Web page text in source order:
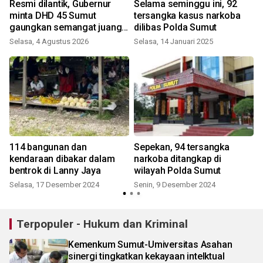
Resmi dilantik, Gubernur
minta DHD 45 Sumut
gaungkan semangat juang
pemuda
Selasa, 4 Agustus 2026
Selama seminggu ini, 92
tersangka kasus narkoba
dilibas Polda Sumut
Selasa, 14 Januari 2025
114 bangunan dan
kendaraan dibakar dalam
bentrok di Lanny Jaya
Selasa, 17 Desember 2024
Sepekan, 94 tersangka
narkoba ditangkap di
wilayah Polda Sumut
Senin, 9 Desember 2024
Terpopuler - Hukum dan Kriminal
Kemenkum Sumut-Umiversitas Asahan
sinergi tingkatkan kekayaan intelktual